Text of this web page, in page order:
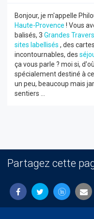
Bonjour, je m'appelle
Haute-Provence ! Vous
balisés, 3 Grandes
sites labellisés , des
incontournables, des
ça vous parle ? moi si,
spécialement destiné à
un peu, beaucoup mais
sentiers ...
Partagez cette